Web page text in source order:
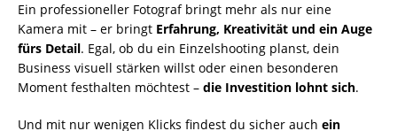
Ein professioneller Fotograf bringt mehr als nur eine
Kamera mit – er bringt Erfahrung, Kreativität und ein Auge
fürs Detail. Egal, ob du ein Einzelshooting planst, dein
Business visuell stärken willst oder einen besonderen
Moment festhalten möchtest – die Investition lohnt sich.
Und mit nur wenigen Klicks findest du sicher auch ein